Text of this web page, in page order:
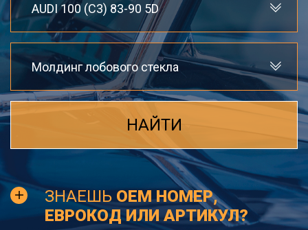
AUDI 100 (C3) 83-90 5D
Молдинг лобового стекла
НАЙТИ
ЗНАЕШЬ OEM НОМЕР,
ЕВРОКОД ИЛИ АРТИКУЛ?